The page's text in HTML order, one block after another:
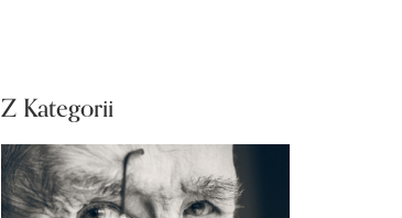
Z Kategorii